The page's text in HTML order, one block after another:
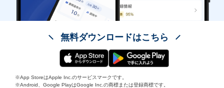
無料ダウンロードはこちら
※App StoreはApple Inc.のサービスマークです。
※Android、Google PlayはGoogle Inc.の商標または登録商標です。